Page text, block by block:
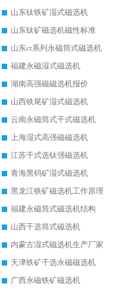
山东钛铁矿湿式磁选机
山东钛矿磁选机磁性标准
山东ct系列永磁筒式磁选机
福建永磁湿式磁选机
湖南高强磁磁选机报价
山西铁尾矿湿式磁选机
云南永磁筒式干式磁选机
上海湿式高强磁磁选机
江苏干式选钛强磁选机
青海黑钨矿湿式磁选机
黑龙江铁矿磁选机工作原理
福建永磁筒式磁选机结构
山西干选筒式磁选机
内蒙古湿式磁选机生产厂家
天津铁矿干选永磁磁选机
广西永磁铁矿磁选机